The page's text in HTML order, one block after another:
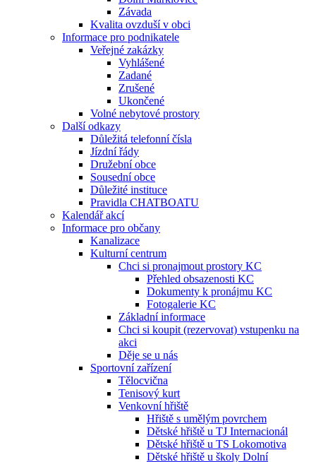
Závada
Kvalita ovzduší v obci
Informace pro podnikatele
Veřejné zakázky
Vyhlášené
Zadané
Zrušené
Ukončené
Volné nebytové prostory
Další odkazy
Důležitá telefonní čísla
Jízdní řády
Družební obce
Sousední obce
Důležité instituce
Pravidla CHATBOATU
Kalendář akcí
Informace pro občany
Kanalizace
Kulturní centrum
Chci si pronajmout prostory KC
Přehled obsazenosti KC
Dokumenty k pronájmu KC
Fotogalerie KC
Základní informace
Chci si koupit (rezervovat) vstupenku na
akci
Děje se u nás
Sportovní zařízení
Tělocvična
Tenisový kurt
Venkovní hřiště
Hřiště s umělým povrchem
Dětské hřiště u TJ Internacionál
Dětské hřiště u TS Lokomotiva
Dětské hřiště u školy Dolní